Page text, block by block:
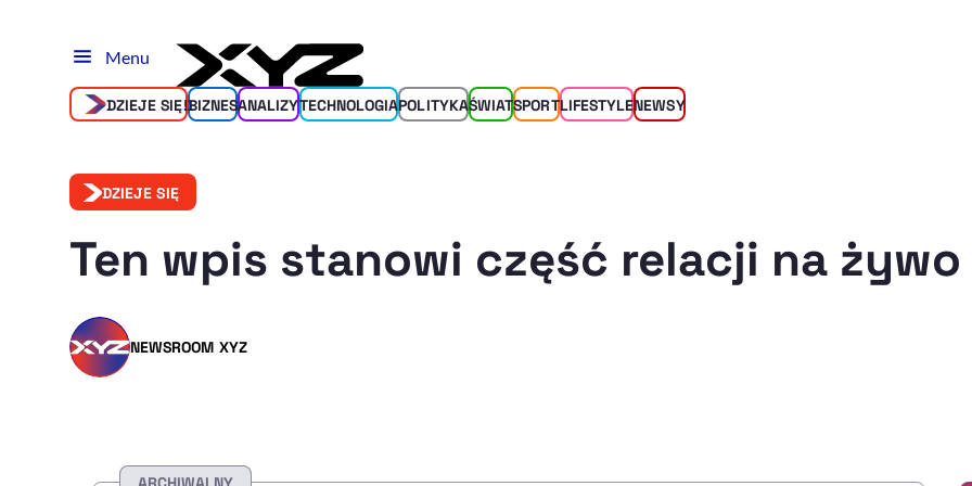
Menu
DZIEJE SIĘ!BIZNESANALIZYTECHNOLOGIAPOLITYKAŚWIATSPORTLIFESTYLENEWSY
DZIEJE SIĘ
Ten wpis stanowi część relacji na
NEWSROOM XYZ